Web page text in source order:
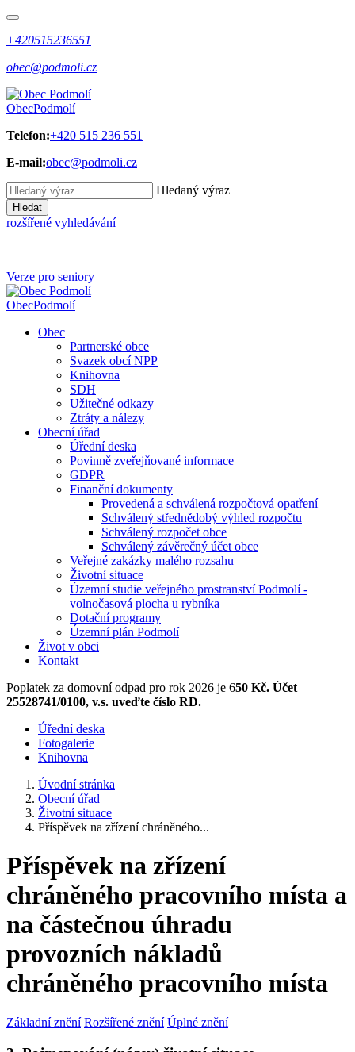
+420515236551
obec@podmoli.cz
ObecPodmolí
Telefon:+420 515 236 551
E-mail:obec@podmoli.cz
Hledaný výraz
Hledat
rozšířené vyhledávání
Verze pro seniory
ObecPodmolí
Obec
Partnerské obce
Svazek obcí NPP
Knihovna
SDH
Užitečné odkazy
Ztráty a nálezy
Obecní úřad
Úřední deska
Povinně zveřejňované informace
GDPR
Finanční dokumenty
Provedená a schválená rozpočtová opatření
Schválený střednědobý výhled rozpočtu
Schválený rozpočet obce
Schválený závěrečný účet obce
Veřejné zakázky malého rozsahu
Životní situace
Územní studie veřejného prostranství Podmolí -
volnočasová plocha u rybníka
Dotační programy
Územní plán Podmolí
Život v obci
Kontakt
Poplatek za domovní odpad pro rok 2026 je 650 Kč. Účet
25528741/0100, v.s. uveďte číslo RD.
Úřední deska
Fotogalerie
Knihovna
Úvodní stránka
Obecní úřad
Životní situace
Příspěvek na zřízení chráněného...
Příspěvek na zřízení
chráněného pracovního místa a
na částečnou úhradu
provozních nákladů
chráněného pracovního místa
Základní znění Rozšířené znění Úplné znění